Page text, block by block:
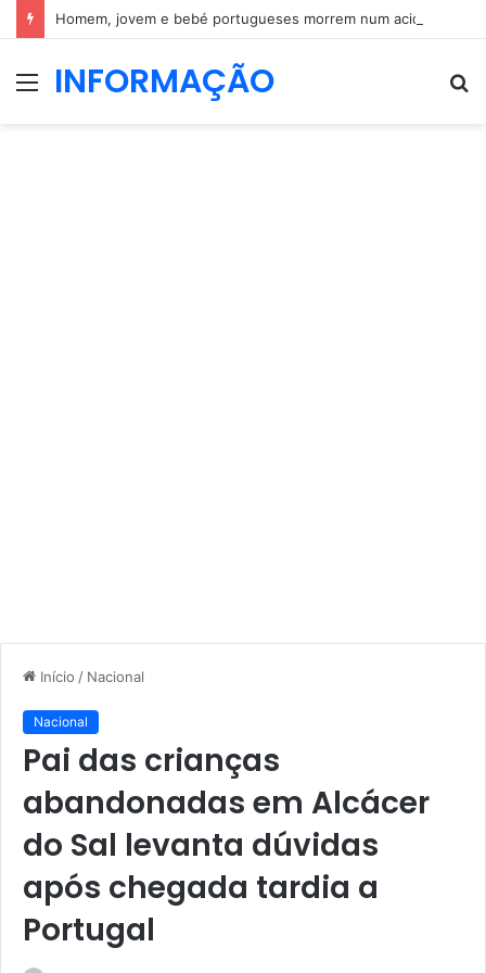
MenuINFORMAÇÃO
Início / Nacional
Nacional
Pai das crianças
abandonadas em Alcácer
do Sal levanta dúvidas
após chegada tardia a
Portugal